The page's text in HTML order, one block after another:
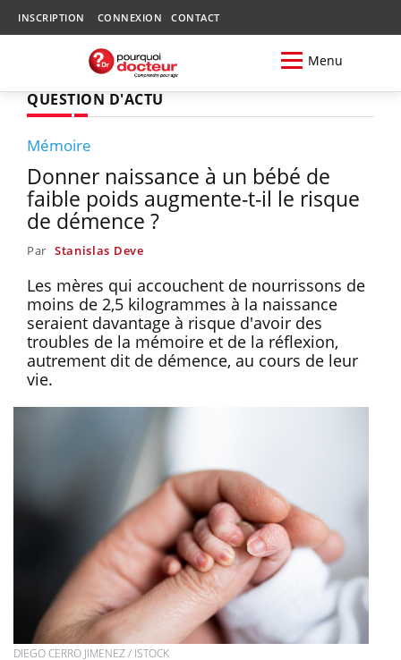
INSCRIPTION CONNEXION CONTACT
Menu
QUESTION D'ACTU
Mémoire
Donner naissance à un bébé de
faible poids augmente-t-il le risque
de démence ?
Par Stanislas Deve
Les mères qui accouchent de nourrissons de
moins de 2,5 kilogrammes à la naissance
seraient davantage à risque d'avoir des
troubles de la mémoire et de la réflexion,
autrement dit de démence, au cours de leur
vie.
DIEGO CERRO JIMENEZ / ISTOCK